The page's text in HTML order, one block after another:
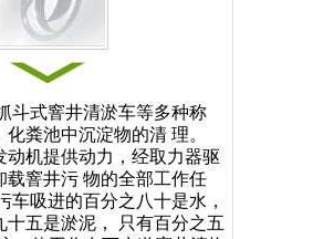
斗式窨井清淤车等多种称
粪池中沉淀物的清 理。
机提供动力，经取力器驱
窨井污 物的全部工作任
吸进的百分之八十是水，
五是淤泥， 只有百分之五